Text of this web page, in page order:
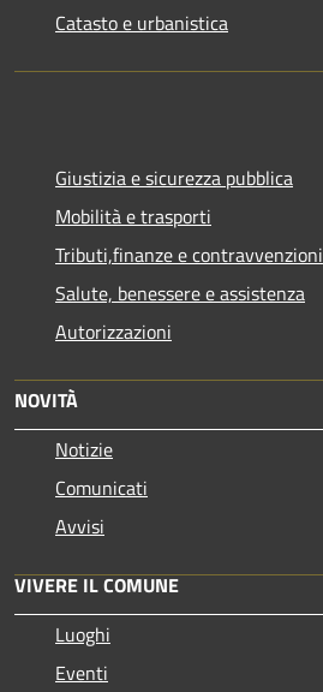
Catasto e urbanistica
Giustizia e sicurezza pubblica
Mobilità e trasporti
Tributi,finanze e contravvenzioni
Salute, benessere e assistenza
Autorizzazioni
NOVITÀ
Notizie
Comunicati
Avvisi
VIVERE IL COMUNE
Luoghi
Eventi